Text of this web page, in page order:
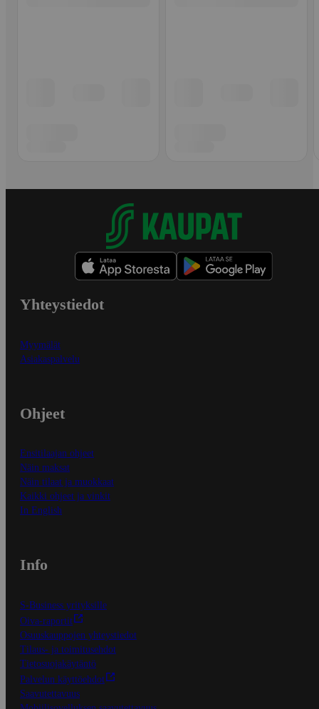
Yhteystiedot
Myymälät
Asiakaspalvelu
Ohjeet
Ensitilaajan ohjeet
Näin maksat
Näin tilaat ja muokkaat
Kaikki ohjeet ja vinkit
In English
Info
S-Business yrityksille
Oiva-raportit
Osuuskauppojen yhteystiedot
Tilaus- ja toimitusehdot
Tietosuojakäytäntö
Palvelun käyttöehdot
Saavutettavuus